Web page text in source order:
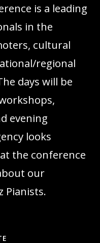
is a leading
in the
cultural
regional
days will be
evening
looks
the conference
our
Pianists.